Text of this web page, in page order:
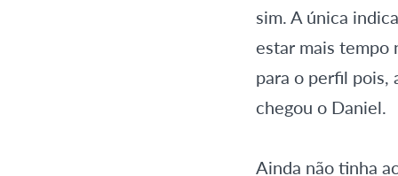
sim. A única
estar mais tempo
para o perfil pois,
chegou o Daniel.
Ainda não tinha